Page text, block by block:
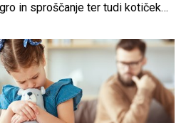
in sproščanje ter tudi kotiček
si jo morata naenkrat deliti dva
zakorakala v šolske klopi?